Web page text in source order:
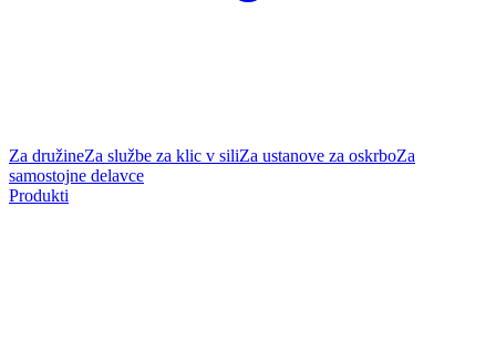
Za družineZa službe za klic v siliZa ustanove za oskrboZa
samostojne delavce
Produkti